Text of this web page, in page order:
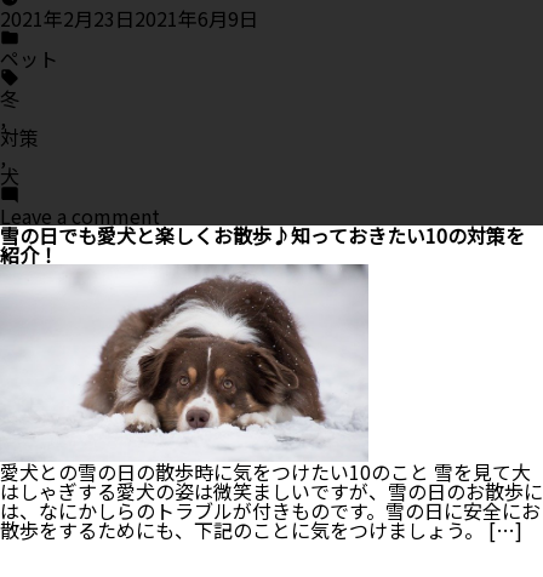
2021年2月23日2021年6月9日
Posted
in
ペット
Tags:
冬
,
対策
,
犬
Leave a comment
寒
い
季
節
も
快
適
に！
ペ
ッ
ト
動
物
別
お
す
雪の日でも愛犬と楽しくお散歩♪知っておきたい10の対策を
紹介！
愛犬との雪の日の散歩時に気をつけたい10のこと 雪を見て大
はしゃぎする愛犬の姿は微笑ましいですが、雪の日のお散歩に
は、なにかしらのトラブルが付きものです。雪の日に安全にお
散歩をするためにも、下記のことに気をつけましょう。 […]